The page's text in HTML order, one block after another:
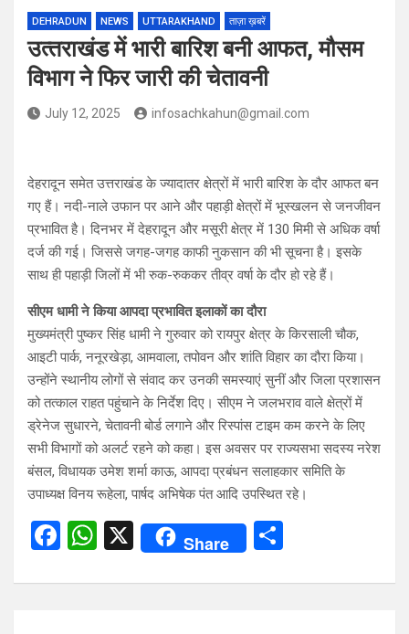
DEHRADUN NEWS UTTARAKHAND ताज़ा ख़बरें
उत्‍तराखंड में भारी बारिश बनी आफत, मौसम
विभाग ने फ‍िर जारी की चेतावनी
July 12, 2025 infosachkahun@gmail.com
देहरादून समेत उत्तराखंड के ज्यादातर क्षेत्रों में भारी बारिश के दौर आफत बन
गए हैं। नदी-नाले उफान पर आने और पहाड़ी क्षेत्रों में भूस्खलन से जनजीवन
प्रभावित है। दिनभर में देहरादून और मसूरी क्षेत्र में 130 मिमी से अधिक वर्षा
दर्ज की गई। जिससे जगह-जगह काफी नुकसान की भी सूचना है। इसके
साथ ही पहाड़ी जिलों में भी रुक-रुककर तीव्र वर्षा के दौर हो रहे हैं।
सीएम धामी ने किया आपदा प्रभावित इलाकों का दौरा
मुख्यमंत्री पुष्कर सिंह धामी ने गुरुवार को रायपुर क्षेत्र के किरसाली चौक,
आइटी पार्क, ननूरखेड़ा, आमवाला, तपोवन और शांति विहार का दौरा किया।
उन्होंने स्थानीय लोगों से संवाद कर उनकी समस्याएं सुनीं और जिला प्रशासन
को तत्काल राहत पहुंचाने के निर्देश दिए। सीएम ने जलभराव वाले क्षेत्रों में
ड्रेनेज सुधारने, चेतावनी बोर्ड लगाने और रिस्पांस टाइम कम करने के लिए
सभी विभागों को अलर्ट रहने को कहा। इस अवसर पर राज्यसभा सदस्य नरेश
बंसल, विधायक उमेश शर्मा काऊ, आपदा प्रबंधन सलाहकार समिति के
उपाध्यक्ष विनय रूहेला, पार्षद अभिषेक पंत आदि उपस्थित रहे।
F
ce
W
at
X Share
ar